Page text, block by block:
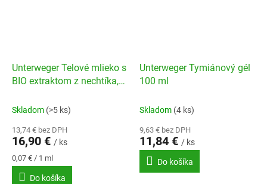
Unterweger Telové mlieko s
BIO extraktom z nechtíka,
Skladom (>5 ks)
13,74 € bez DPH
16,90 € / ks
Jednotková
cena:
0,07 € / 1 ml
Do košíka
Unterweger Tymiánový gél
100 ml
Skladom (4 ks)
9,63 € bez DPH
11,84 € / ks
Do košíka